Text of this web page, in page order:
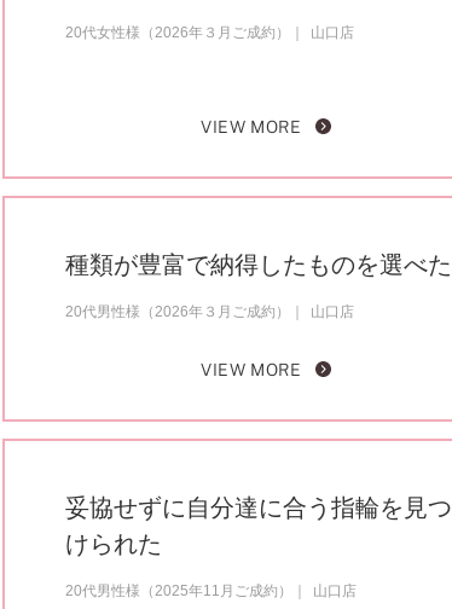
20代女性様（2026年３月ご成約） 山口店
VIEW MORE
種類が豊富で納得したものを選べた
20代男性様（2026年３月ご成約） 山口店
VIEW MORE
妥協せずに自分達に合う指輪を見つ
けられた
20代男性様（2025年11月ご成約） 山口店